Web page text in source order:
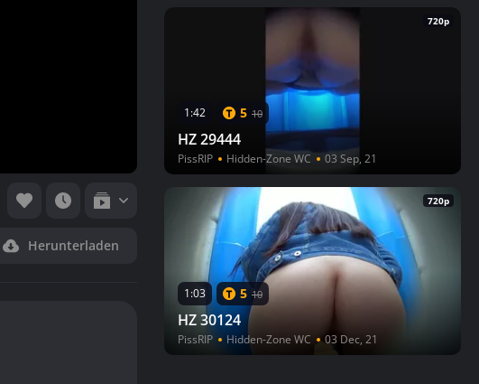
Herunterladen
720p
1:42 5 10
HZ 29444
PissRIP Hidden-Zone WC 03 Sep, 21
720p
1:03 5 10
HZ 30124
PissRIP Hidden-Zone WC 03 Dec, 21